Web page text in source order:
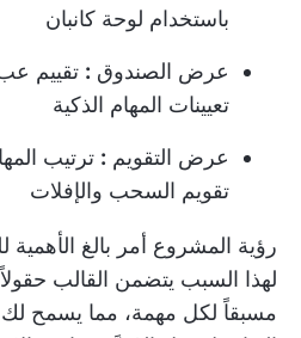
باستخدام لوحة كانبان
عرض الصندوق : تقييم
تعيينات المهام الذكية
عرض التقويم : ترتيب
تقويم السحب والإفلات
رؤية المشروع أمر بالغ
لهذا السبب يتضمن القالب
مسبقاً لكل مهمة، مما يسمح لك